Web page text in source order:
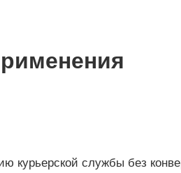
курьерской службы без